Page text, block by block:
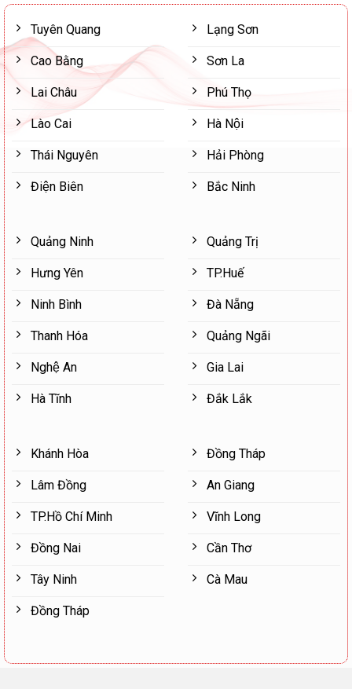
Tuyên Quang
Cao Bằng
Lai Châu
Lào Cai
Thái Nguyên
Điện Biên
Lạng Sơn
Sơn La
Phú Thọ
Hà Nội
Hải Phòng
Bắc Ninh
Quảng Ninh
Hưng Yên
Ninh Bình
Thanh Hóa
Nghệ An
Hà Tĩnh
Quảng Trị
TP.Huế
Đà Nẵng
Quảng Ngãi
Gia Lai
Đắk Lắk
Khánh Hòa
Lâm Đồng
TP.Hồ Chí Minh
Đồng Nai
Tây Ninh
Đồng Tháp
Đồng Tháp
An Giang
Vĩnh Long
Cần Thơ
Cà Mau